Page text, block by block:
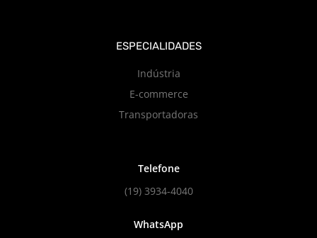
ESPECIALIDADES
Indústria
E-commerce
Transportadoras
Telefone
(19) 3934-4040
WhatsApp